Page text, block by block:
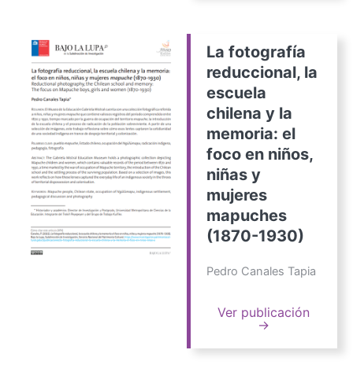
La fotografía
reduccional, la
escuela
chilena y la
memoria: el
foco en niños,
niñas y
mujeres
mapuches
(1870-1930)
Pedro Canales Tapia
Ver publicación
→